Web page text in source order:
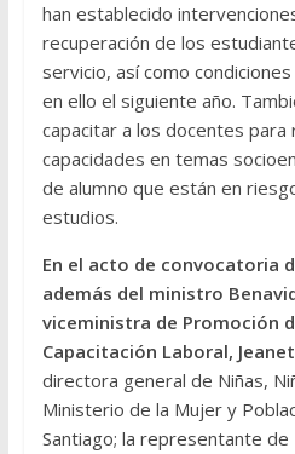
han establecido
recuperación de los
servicio, así como
en ello el siguiente año.
capacitar a los docentes para
capacidades en temas
de alumno que están en
estudios.
En el acto de convocatoria
además del ministro
viceministra de Promoción
Capacitación Laboral,
directora general de Niñas,
Ministerio de la Mujer y
Santiago; la representante de